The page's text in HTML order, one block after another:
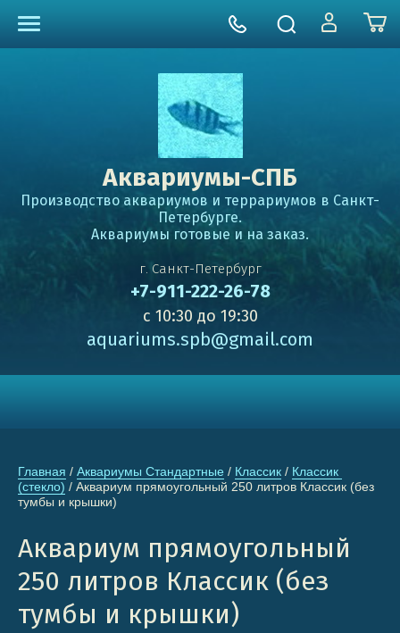
Аквариумы-СПБ
Производство аквариумов и террариумов в Санкт-
Петербурге.
Аквариумы готовые и на заказ.
г. Санкт-Петербург
+7-911-222-26-78
с 10:30 до 19:30
aquariums.spb@gmail.com
Главная / Аквариумы Стандартные / Классик / Классик
(стекло) / Аквариум прямоугольный 250 литров Классик (без
тумбы и крышки)
Аквариум прямоугольный
250 литров Классик (без
тумбы и крышки)